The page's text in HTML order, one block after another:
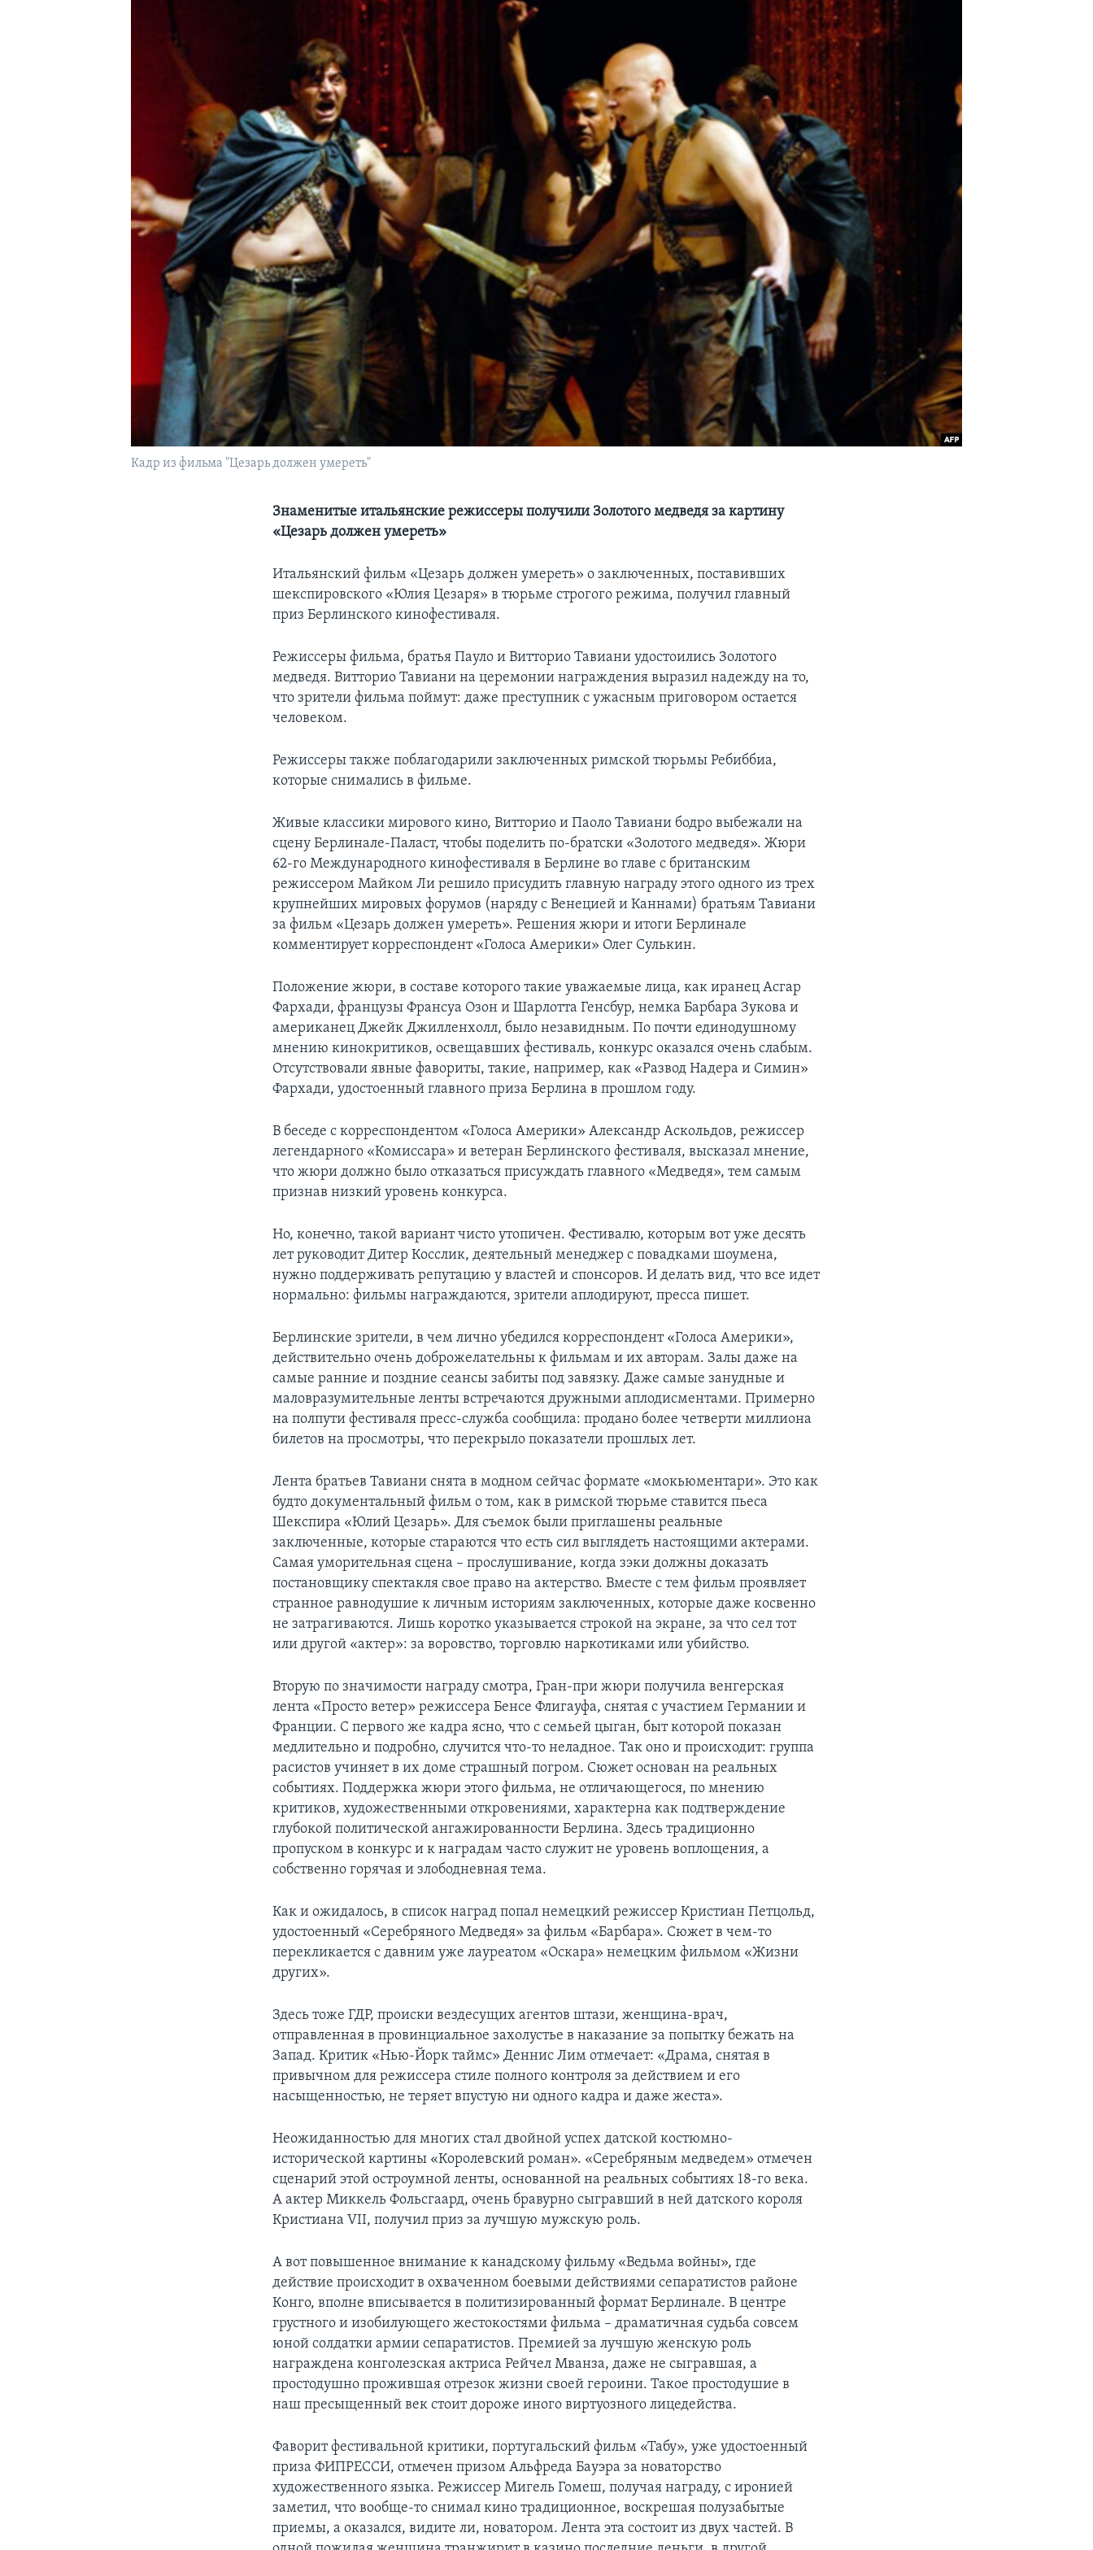
Кадр из фильма "Цезарь должен умереть"
Знаменитые итальянские режиссеры получили Золотого медведя за картину
«Цезарь должен умереть»
Итальянский фильм «Цезарь должен умереть» о заключенных, поставивших
шекспировского «Юлия Цезаря» в тюрьме строгого режима, получил главный
приз Берлинского кинофестиваля.
Режиссеры фильма, братья Пауло и Витторио Тавиани удостоились Золотого
медведя. Витторио Тавиани на церемонии награждения выразил надежду на то,
что зрители фильма поймут: даже преступник с ужасным приговором остается
человеком.
Режиссеры также поблагодарили заключенных римской тюрьмы Ребиббиа,
которые снимались в фильме.
Живые классики мирового кино, Витторио и Паоло Тавиани бодро выбежали на
сцену Берлинале-Паласт, чтобы поделить по-братски «Золотого медведя». Жюри
62-го Международного кинофестиваля в Берлине во главе с британским
режиссером Майком Ли решило присудить главную награду этого одного из трех
крупнейших мировых форумов (наряду с Венецией и Каннами) братьям Тавиани
за фильм «Цезарь должен умереть». Решения жюри и итоги Берлинале
комментирует корреспондент «Голоса Америки» Олег Сулькин.
Положение жюри, в составе которого такие уважаемые лица, как иранец Асгар
Фархади, французы Франсуа Озон и Шарлотта Генсбур, немка Барбара Зукова и
американец Джейк Джилленхолл, было незавидным. По почти единодушному
мнению кинокритиков, освещавших фестиваль, конкурс оказался очень слабым.
Отсутствовали явные фавориты, такие, например, как «Развод Надера и Симин»
Фархади, удостоенный главного приза Берлина в прошлом году.
В беседе с корреспондентом «Голоса Америки» Александр Аскольдов, режиссер
легендарного «Комиссара» и ветеран Берлинского фестиваля, высказал мнение,
что жюри должно было отказаться присуждать главного «Медведя», тем самым
признав низкий уровень конкурса.
Но, конечно, такой вариант чисто утопичен. Фестивалю, которым вот уже десять
лет руководит Дитер Косслик, деятельный менеджер с повадками шоумена,
нужно поддерживать репутацию у властей и спонсоров. И делать вид, что все идет
нормально: фильмы награждаются, зрители аплодируют, пресса пишет.
Берлинские зрители, в чем лично убедился корреспондент «Голоса Америки»,
действительно очень доброжелательны к фильмам и их авторам. Залы даже на
самые ранние и поздние сеансы забиты под завязку. Даже самые занудные и
маловразумительные ленты встречаются дружными аплодисментами. Примерно
на полпути фестиваля пресс-служба сообщила: продано более четверти миллиона
билетов на просмотры, что перекрыло показатели прошлых лет.
Лента братьев Тавиани снята в модном сейчас формате «мокьюментари». Это как
будто документальный фильм о том, как в римской тюрьме ставится пьеса
Шекспира «Юлий Цезарь». Для съемок были приглашены реальные
заключенные, которые стараются что есть сил выглядеть настоящими актерами.
Самая уморительная сцена – прослушивание, когда зэки должны доказать
постановщику спектакля свое право на актерство. Вместе с тем фильм проявляет
странное равнодушие к личным историям заключенных, которые даже косвенно
не затрагиваются. Лишь коротко указывается строкой на экране, за что сел тот
или другой «актер»: за воровство, торговлю наркотиками или убийство.
Вторую по значимости награду смотра, Гран-при жюри получила венгерская
лента «Просто ветер» режиссера Бенсе Флигауфа, снятая с участием Германии и
Франции. С первого же кадра ясно, что с семьей цыган, быт которой показан
медлительно и подробно, случится что-то неладное. Так оно и происходит: группа
расистов учиняет в их доме страшный погром. Сюжет основан на реальных
событиях. Поддержка жюри этого фильма, не отличающегося, по мнению
критиков, художественными откровениями, характерна как подтверждение
глубокой политической ангажированности Берлина. Здесь традиционно
пропуском в конкурс и к наградам часто служит не уровень воплощения, а
собственно горячая и злободневная тема.
Как и ожидалось, в список наград попал немецкий режиссер Кристиан Петцольд,
удостоенный «Серебряного Медведя» за фильм «Барбара». Сюжет в чем-то
перекликается с давним уже лауреатом «Оскара» немецким фильмом «Жизни
других».
Здесь тоже ГДР, происки вездесущих агентов штази, женщина-врач,
отправленная в провинциальное захолустье в наказание за попытку бежать на
Запад. Критик «Нью-Йорк таймс» Деннис Лим отмечает: «Драма, снятая в
привычном для режиссера стиле полного контроля за действием и его
насыщенностью, не теряет впустую ни одного кадра и даже жеста».
Неожиданностью для многих стал двойной успех датской костюмно-
исторической картины «Королевский роман». «Серебряным медведем» отмечен
сценарий этой остроумной ленты, основанной на реальных событиях 18-го века.
А актер Миккель Фольсгаард, очень бравурно сыгравший в ней датского короля
Кристиана VII, получил приз за лучшую мужскую роль.
А вот повышенное внимание к канадскому фильму «Ведьма войны», где
действие происходит в охваченном боевыми действиями сепаратистов районе
Конго, вполне вписывается в политизированный формат Берлинале. В центре
грустного и изобилующего жестокостями фильма – драматичная судьба совсем
юной солдатки армии сепаратистов. Премией за лучшую женскую роль
награждена конголезская актриса Рейчел Мванза, даже не сыгравшая, а
простодушно прожившая отрезок жизни своей героини. Такое простодушие в
наш пресыщенный век стоит дороже иного виртуозного лицедейства.
Фаворит фестивальной критики, португальский фильм «Табу», уже удостоенный
приза ФИПРЕССИ, отмечен призом Альфреда Бауэра за новаторство
художественного языка. Режиссер Мигель Гомеш, получая награду, с иронией
заметил, что вообще-то снимал кино традиционное, воскрешая полузабытые
приемы, а оказался, видите ли, новатором. Лента эта состоит из двух частей. В